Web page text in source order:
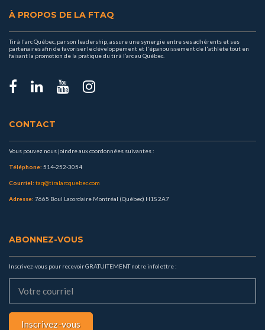
À PROPOS DE LA FTAQ
Tir à l'arc Québec, par son leadership, assure une synergie entre ses adhérents et ses
partenaires afin de favoriser le développement et l'épanouissement de l'athlète tout en
faisant la promotion de la pratique du tir à l’arc au Québec.
CONTACT
Vous pouvez nous joindre aux coordonnées suivantes :
Téléphone: 514-252-3054
Courriel: taq@tiralarcquebec.com
Adresse: 7665 Boul Lacordaire Montréal (Québec) H1S 2A7
ABONNEZ-VOUS
Inscrivez-vous pour recevoir GRATUITEMENT notre infolettre :
Inscrivez-vous